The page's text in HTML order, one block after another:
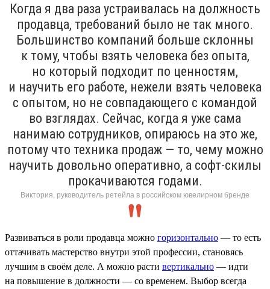
Когда я два раза устраивалась на должность
продавца, требований было не так много.
Большинство компаний больше склонны
к тому, чтобы взять человека без опыта,
но который подходит по ценностям,
и научить его работе, нежели взять человека
с опытом, но не совпадающего с командой
во взглядах. Сейчас, когда я уже сама
нанимаю сотрудников, опираюсь на это же,
потому что техника продаж — то, чему можно
научить довольно оперативно, а софт-скилы
прокачиваются годами.
Виктория, руководитель ретейла в российском ювелирном бренде
Развиваться в роли продавца можно горизонтально — то есть
оттачивать мастерство внутри этой профессии, становясь
лучшим в своём деле. А можно расти вертикально — идти
на повышение в должности — со временем. Выбор всегда